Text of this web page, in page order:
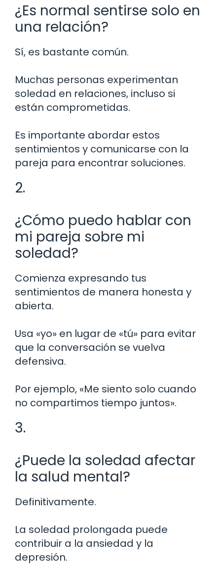
¿Es normal sentirse solo en
una relación?
Sí, es bastante común.
Muchas personas experimentan
soledad en relaciones, incluso si
están comprometidas.
Es importante abordar estos
sentimientos y comunicarse con la
pareja para encontrar soluciones.
2.
¿Cómo puedo hablar con
mi pareja sobre mi
soledad?
Comienza expresando tus
sentimientos de manera honesta y
abierta.
Usa «yo» en lugar de «tú» para evitar
que la conversación se vuelva
defensiva.
Por ejemplo, «Me siento solo cuando
no compartimos tiempo juntos».
3.
¿Puede la soledad afectar
la salud mental?
Definitivamente.
La soledad prolongada puede
contribuir a la ansiedad y la
depresión.